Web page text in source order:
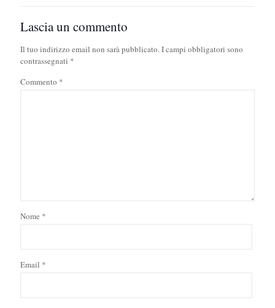
Lascia un commento
Il tuo indirizzo email non sarà pubblicato.I campi obbligatori sono
contrassegnati *
Commento *
Nome *
Email *